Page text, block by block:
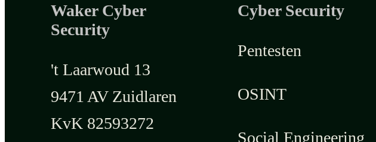
Waker Cyber
Security
't Laarwoud 13
9471 AV Zuidlaren
KvK 82593272
Cyber Security
Pentesten
OSINT
Social Engineering